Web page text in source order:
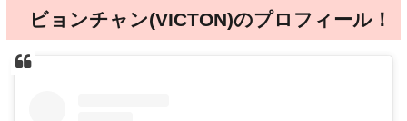
ビョンチャン(VICTON)のプロフィール！